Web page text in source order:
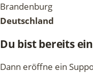
Brandenburg
Deutschland
Du bist bereits
Dann eröffne ein